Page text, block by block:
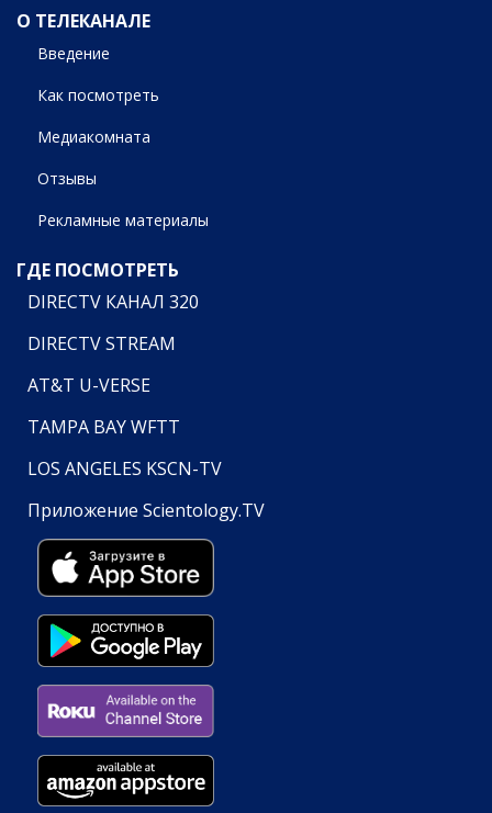
О ТЕЛЕКАНАЛЕ
Введение
Как посмотреть
Медиакомната
Отзывы
Рекламные материалы
ГДЕ ПОСМОТРЕТЬ
DIRECTV КАНАЛ 320
DIRECTV STREAM
AT&T U-VERSE
TAMPA BAY WFTT
LOS ANGELES KSCN-TV
Приложение Scientology.TV